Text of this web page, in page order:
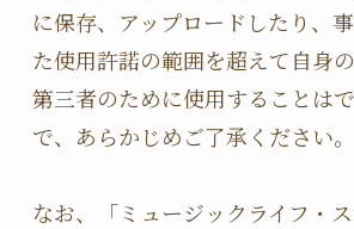
に保存、アップロードしたり、
た使用許諾の範囲を超えて自身
第三者のために使用することは
で、あらかじめご了承ください。
なお、「ミュージックライフ・